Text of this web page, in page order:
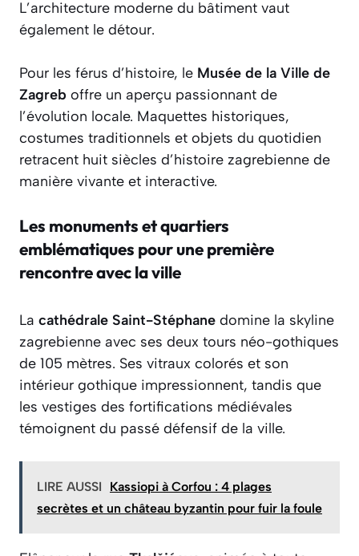
L’architecture moderne du bâtiment vaut
également le détour.
Pour les férus d’histoire, le Musée de la Ville de
Zagreb offre un aperçu passionnant de
l’évolution locale. Maquettes historiques,
costumes traditionnels et objets du quotidien
retracent huit siècles d’histoire zagrebienne de
manière vivante et interactive.
Les monuments et quartiers
emblématiques pour une première
rencontre avec la ville
La cathédrale Saint-Stéphane domine la skyline
zagrebienne avec ses deux tours néo-gothiques
de 105 mètres. Ses vitraux colorés et son
intérieur gothique impressionnent, tandis que
les vestiges des fortifications médiévales
témoignent du passé défensif de la ville.
LIRE AUSSI
Kassiopi à Corfou : 4 plages
secrètes et un château byzantin pour fuir la foule